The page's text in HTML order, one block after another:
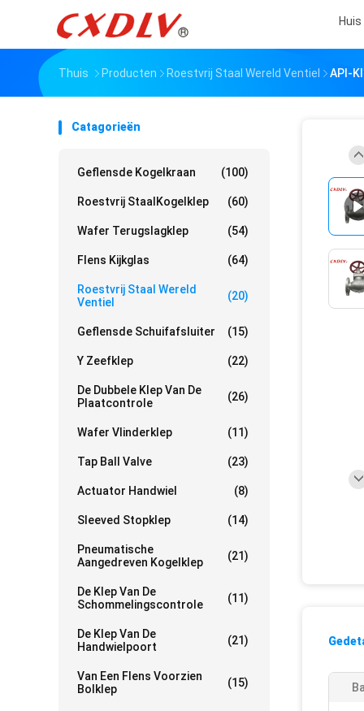
Huis
Thuis Producten Roestvrij Staal Wereld Ventiel API-
Catagorieën
Geflensde Kogelkraan (100)
Roestvrij StaalKogelklep (60)
Wafer Terugslagklep (54)
Flens Kijkglas (64)
Roestvrij Staal Wereld
Ventiel
(20)
Geflensde Schuifafsluiter (15)
Y Zeefklep (22)
De Dubbele Klep Van De
Plaatcontrole
(26)
Wafer Vlinderklep (11)
Tap Ball Valve (23)
Actuator Handwiel (8)
Sleeved Stopklep (14)
Pneumatische
Aangedreven Kogelklep
(21)
De Klep Van De
Schommelingscontrole
(11)
De Klep Van De
Handwielpoort
(21)
Van Een Flens Voorzien
Bolklep
(15)